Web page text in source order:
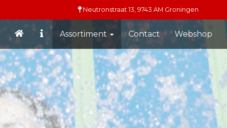
Neutronstraat 13, 9743 AM Groningen
Assortiment Contact Webshop